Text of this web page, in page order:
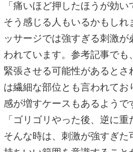
「ゴリゴリやった後、逆に
そんな時は、刺激が強すぎ
持ちいい範囲を意識するこ
引用元：
https://seitai-osusume-
ク-マッサージは効果ある？正
首を直接押しすぎる